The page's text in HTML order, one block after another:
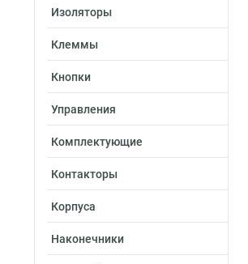
Изоляторы
Клеммы
Кнопки
Управления
Комплектующие
Контакторы
Корпуса
Наконечники